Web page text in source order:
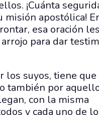
¡Cuánta
misión apostólica!
esa oración les
para dar
los suyos, tiene que
también por
con la misma
y cada uno de